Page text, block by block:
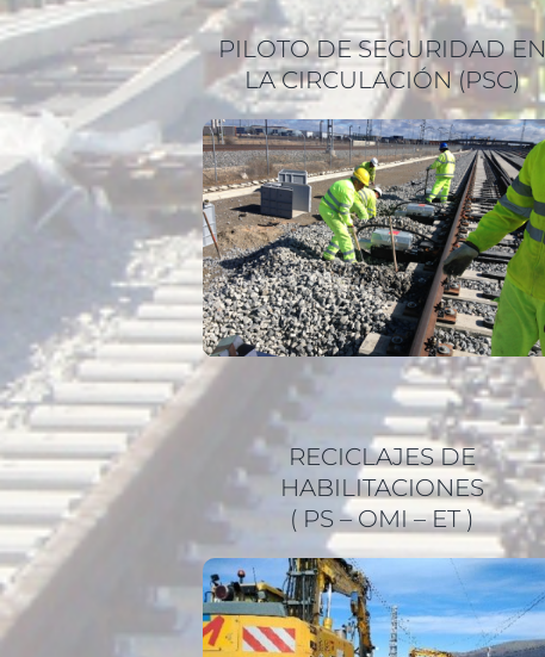
PILOTO DE SEGURIDAD EN
LA CIRCULACIÓN (PSC)
RECICLAJES DE
HABILITACIONES
( PS – OMI – ET )